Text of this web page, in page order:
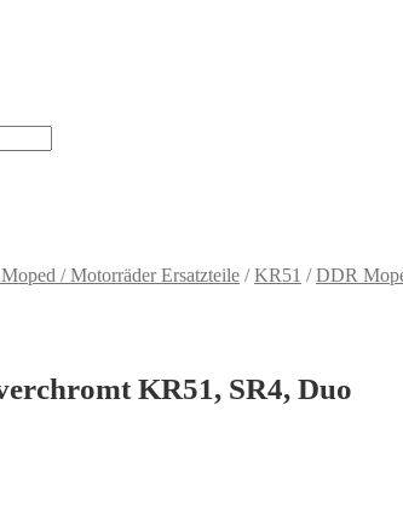
/ Motorräder Ersatzteile /KR51 /DDR
KR51, SR4, Duo